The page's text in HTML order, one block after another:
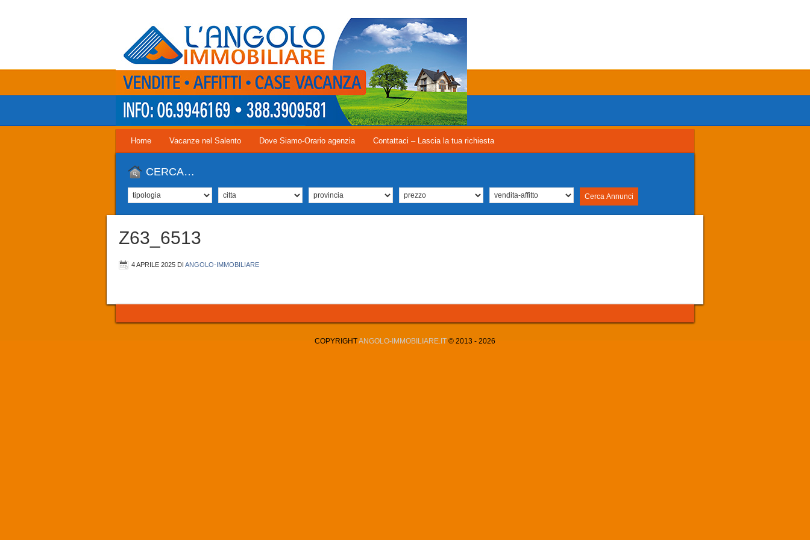
Home Vacanze nel Salento Dove Siamo-Orario agenzia Contattaci – Lascia la tua richiesta
CERCA…
Z63_6513
4 APRILE 2025 DI ANGOLO-IMMOBILIARE
COPYRIGHTANGOLO-IMMOBILIARE.IT © 2013 - 2026